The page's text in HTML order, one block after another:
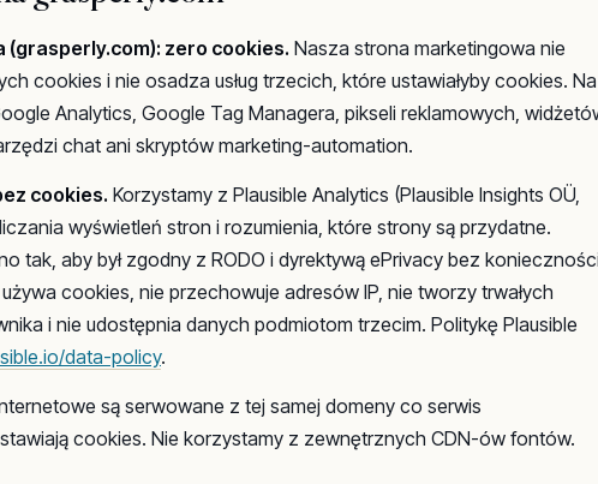
zero cookies. Nasza strona marketingowa nie
cookies i nie osadza usług trzecich, które ustawiałyby cookies. Na
Analytics, Google Tag Managera, pikseli reklamowych,
chat ani skryptów marketing-automation.
cookies. Korzystamy z Plausible Analytics (Plausible Insights OÜ,
wyświetleń stron i rozumienia, które strony są przydatne.
tak, aby był zgodny z RODO i dyrektywą ePrivacy bez
cookies, nie przechowuje adresów IP, nie tworzy trwałych
i nie udostępnia danych podmiotom trzecim. Politykę Plausible
data-policy.
są serwowane z tej samej domeny co serwis
cookies. Nie korzystamy z zewnętrznych CDN-ów fontów.